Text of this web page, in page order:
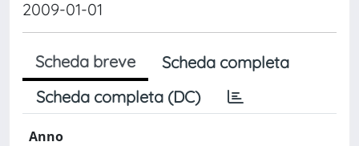
2009-01-01
Scheda breve
Scheda completa
Scheda completa (DC)
Anno